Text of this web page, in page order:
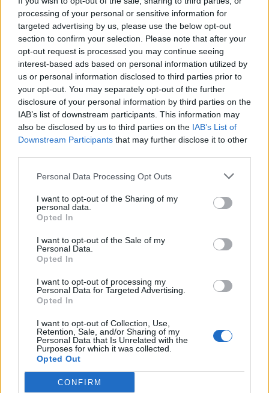
processing of your personal or sensitive information for
targeted advertising by us, please use the below opt-out
section to confirm your selection. Please note that after your
opt-out request is processed you may continue seeing
interest-based ads based on personal information utilized by
us or personal information disclosed to third parties prior to
your opt-out. You may separately opt-out of the further
disclosure of your personal information by third parties on the
IAB’s list of downstream participants. This information may
also be disclosed by us to third parties on the IAB’s List of
Downstream Participants that may further disclose it to other
Personal Data Processing Opt Outs
I want to opt-out of the Sharing of my
personal data.
Opted In
I want to opt-out of the Sale of my
Personal Data.
Opted In
I want to opt-out of processing my
Personal Data for Targeted Advertising.
Opted In
I want to opt-out of Collection, Use,
Retention, Sale, and/or Sharing of my
Personal Data that Is Unrelated with the
Purposes for which it was collected.
Opted Out
CONFIRM
legava al Tottenham . Superati i problemi riguardanti
l’ingaggio vista la buona uscita ottenuta dagli Spurs. A
riportarlo èSky Sports UK.
REDAZIONE
Twitter: @Calciopremier
Stadio:Selhurst Park (26.255)
Città:Londra
Manager:Oliver Glasner
ALBO D'ORO
Crystal Palace, ufficiale Tomiyasu: il difensore giapponese